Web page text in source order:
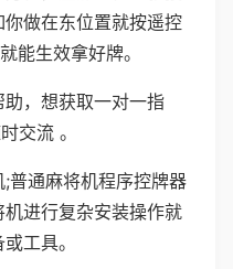
做在东位置就按遥控
能生效拿好牌。
，想获取一对一指
交流 。
普通麻将机程序控牌器
进行复杂安装操作就
工具。